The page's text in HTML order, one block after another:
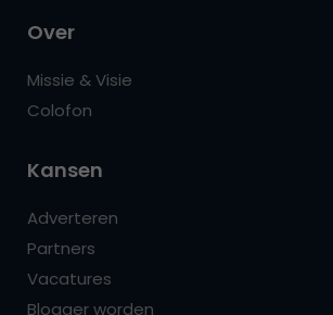
Over
Missie & Visie
Colofon
Kansen
Adverteren
Partners
Vacatures
Blogger worden